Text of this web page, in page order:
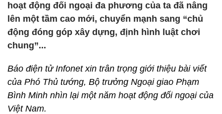
hoạt động đối ngoại đa phương của ta đã nâng
lên một tầm cao mới, chuyển mạnh sang “chủ
động đóng góp xây dựng, định hình luật chơi
chung”...
Báo điện tử Infonet xin trân trọng giới thiệu bài viết
của Phó Thủ tướng, Bộ trưởng Ngoại giao Phạm
Bình Minh nhìn lại một năm hoạt động đối ngoại của
Việt Nam.